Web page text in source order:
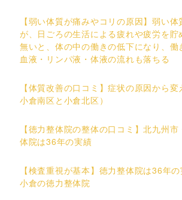
【弱い体質が痛みやコリの原因】弱い
が、日ごろの生活による疲れや疲労を貯
無いと、体の中の働きの低下になり、働
血液・リンパ液・体液の流れも落ちる
【体質改善の口コミ】症状の原因から
小倉南区と小倉北区）
【徳力整体院の整体の口コミ】北九州
体院は36年の実績
【検査重視が基本】徳力整体院は36年
小倉の徳力整体院